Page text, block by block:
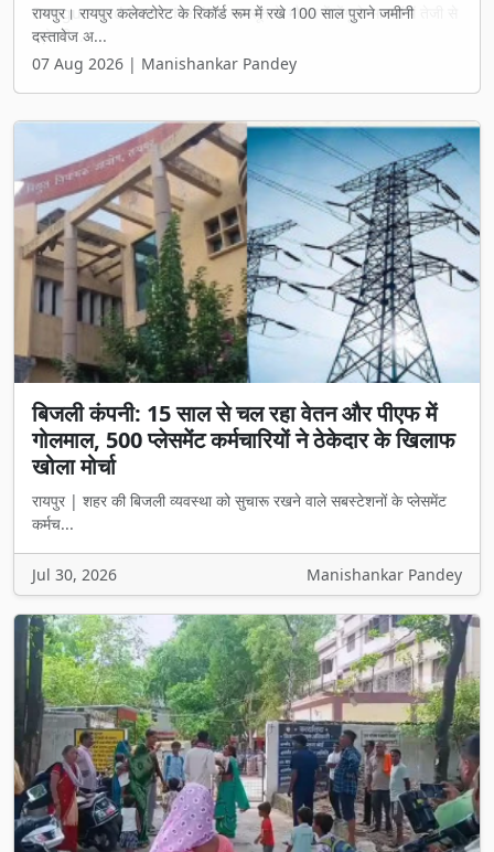
रायपुर। रायपुर कलेक्टोरेट के रिकॉर्ड रूम में रखे 100 साल पुराने जमीनी
दस्तावेज अ...
07 Aug 2026 | Manishankar Pandey
बिजली कंपनी: 15 साल से चल रहा वेतन और पीएफ में
गोलमाल, 500 प्लेसमेंट कर्मचारियों ने ठेकेदार के खिलाफ
खोला मोर्चा
रायपुर | शहर की बिजली व्यवस्था को सुचारू रखने वाले सबस्टेशनों के प्लेसमेंट
कर्मच...
Jul 30, 2026 Manishankar Pandey